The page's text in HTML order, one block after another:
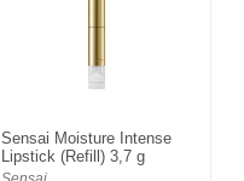
Sensai Moisture Intense
Lipstick (Refill) 3,7 g